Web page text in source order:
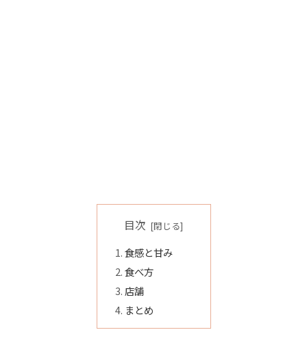
目次
食感と甘み
食べ方
店舗
まとめ